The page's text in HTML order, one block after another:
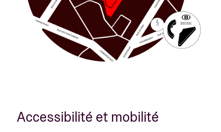
Accessibilité et mobilité